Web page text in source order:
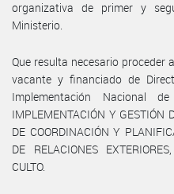
organizativa de primer y
Ministerio.
Que resulta necesario
vacante y financiado de
Implementación Nacional
IMPLEMENTACIÓN Y GESTIÓN
DE COORDINACIÓN Y
DE RELACIONES
CULTO.